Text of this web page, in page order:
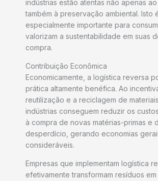
indústrias estão atentas não apenas
também à preservação ambiental. Isto
especialmente importante para
valorizam a sustentabilidade em suas
compra.
Contribuição Econômica
Economicamente, a logística reversa
prática altamente benéfica. Ao
reutilização e a reciclagem de
indústrias conseguem reduzir os
à compra de novas matérias-primas e
desperdício, gerando economias
consideráveis.
Empresas que implementam logística
efetivamente transformam resíduos em